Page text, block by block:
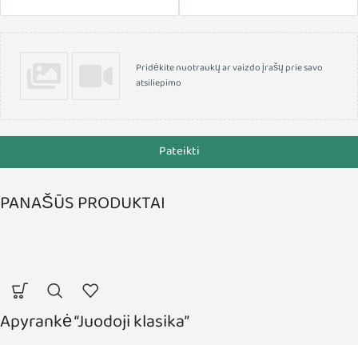
Pridėkite nuotraukų ar vaizdo įrašų prie savo
atsiliepimo
Pateikti
PANAŠŪS PRODUKTAI
Apyrankė “Juodoji klasika”